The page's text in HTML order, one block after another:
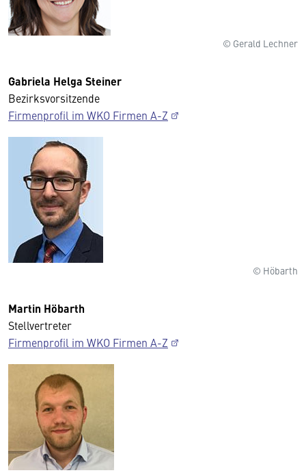
© Gerald Lechner
Gabriela Helga Steiner
Bezirksvorsitzende
Firmenprofil im WKO Firmen A-Z
© Höbarth
Martin Höbarth
Stellvertreter
Firmenprofil im WKO Firmen A-Z